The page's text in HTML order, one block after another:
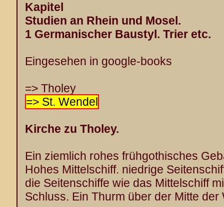
Kapitel
Studien an Rhein und Mosel.
1 Germanischer Baustyl. Trier etc.
Eingesehen in google-books
=> Tholey
=> St. Wendel
Kirche zu Tholey.
Ein ziemlich rohes frühgothisches
Hohes Mittelschiff. niedrige
die Seitenschiffe wie das Mittelschiff
Schluss. Ein Thurm über der Mitte der